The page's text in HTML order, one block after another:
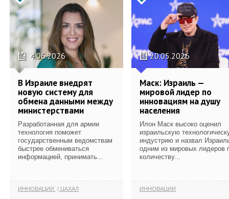
4.06.2026
В Израиле внедрят
новую систему для
обмена данными между
министерствами
Разработанная для армии
технология поможет
государственным ведомствам
быстрее обмениваться
информацией, принимать...
ИННОВАЦИИ ЦАХАЛ
20.05.2026
Маск: Израиль —
мировой лидер по
инновациям на душу
населения
Илон Маск высоко оценил
израильскую
индустрию и назвал
одним из мировых лидеров
количеству...
ИННОВАЦИИ